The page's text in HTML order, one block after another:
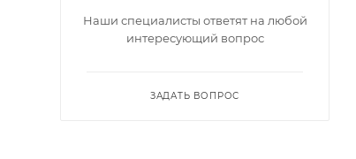
Наши специалисты ответят на любой
интересующий вопрос
ЗАДАТЬ ВОПРОС